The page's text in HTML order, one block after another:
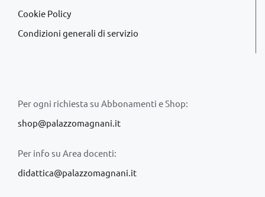
Cookie Policy
Condizioni generali di servizio
Per ogni richiesta su Abbonamenti e Shop:
shop@palazzomagnani.it
Per info su Area docenti:
didattica@palazzomagnani.it